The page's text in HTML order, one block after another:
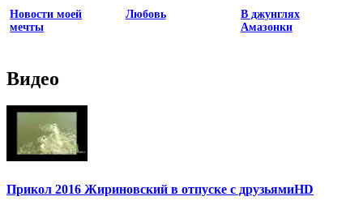
Новости моей
мечты
Любовь
В джунглях
Амазонки
Видео
Прикол 2016 Жириновский в отпуске с друзьямиHD